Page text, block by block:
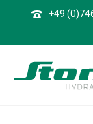
+49